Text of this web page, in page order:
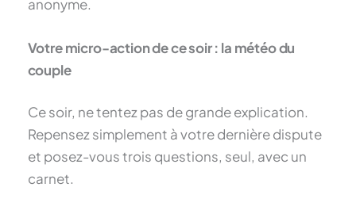
anonyme.
Votre micro-action de ce soir : la météo du
couple
Ce soir, ne tentez pas de grande explication.
Repensez simplement à votre dernière dispute
et posez-vous trois questions, seul, avec un
carnet.